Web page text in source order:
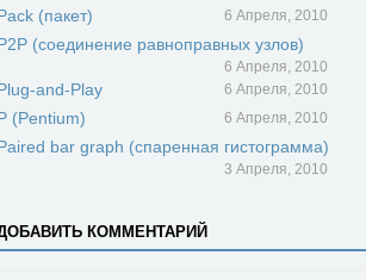
(пакет) 6 Апреля, 2010
(соединение равноправных узлов)
6 Апреля, 2010
and-Play 6 Апреля, 2010
(Pentium) 6 Апреля, 2010
bar graph (спаренная гистограмма)
3 Апреля, 2010
КОММЕНТАРИЙ